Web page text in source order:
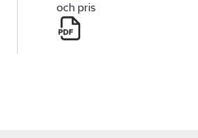
och pris